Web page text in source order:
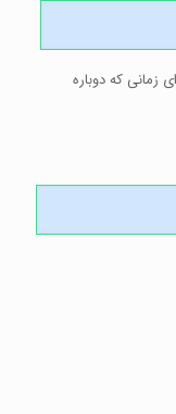
زمانی که دوباره